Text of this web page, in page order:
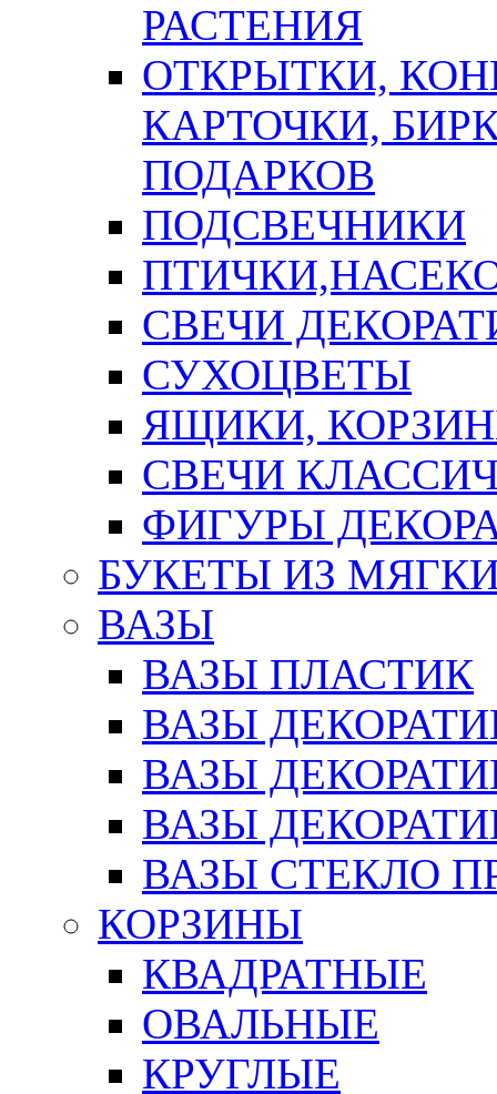
РАСТЕНИЯ
ОТКРЫТКИ,
КАРТОЧКИ,
ПОДАРКОВ
ПОДСВЕЧНИКИ
СВЕЧИ
СУХОЦВЕТЫ
ЯЩИКИ,
СВЕЧИ
ФИГУРЫ
БУКЕТЫ ИЗ
ВАЗЫ
ВАЗЫ ПЛАСТИК
ВАЗЫ
ВАЗЫ
ВАЗЫ
ВАЗЫ СТЕКЛО
КОРЗИНЫ
КВАДРАТНЫЕ
ОВАЛЬНЫЕ
КРУГЛЫЕ